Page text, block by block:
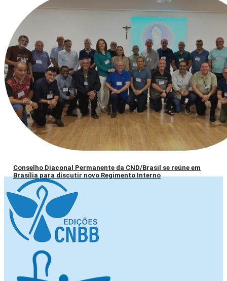
Conselho Diaconal Permanente da CND/Brasil se reúne em
Brasília para discutir novo Regimento Interno